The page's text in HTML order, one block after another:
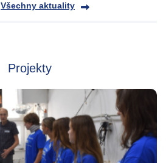
Všechny aktuality
Projekty